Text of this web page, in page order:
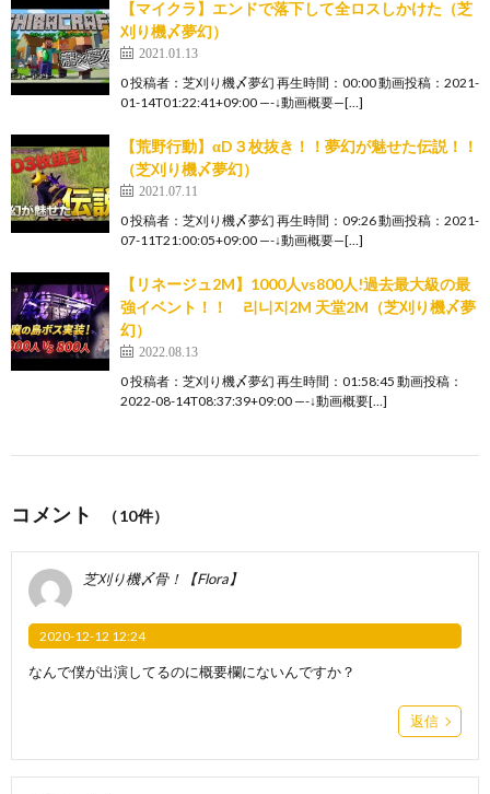
【マイクラ】エンドで落下して全ロスしかけた（芝
刈り機〆夢幻）
2021.01.13
0 投稿者：芝刈り機〆夢幻 再生時間：00:00 動画投稿：2021-
01-14T01:22:41+09:00 —-↓動画概要—[…]
【荒野行動】αD３枚抜き！！夢幻が魅せた伝説！！
（芝刈り機〆夢幻）
2021.07.11
0 投稿者：芝刈り機〆夢幻 再生時間：09:26 動画投稿：2021-
07-11T21:00:05+09:00 —-↓動画概要—[…]
【リネージュ2M】1000人vs800人!過去最大級の最
強イベント！！ 리니지2M 天堂2M（芝刈り機〆夢
幻）
2022.08.13
0 投稿者：芝刈り機〆夢幻 再生時間：01:58:45 動画投稿：
2022-08-14T08:37:39+09:00 —-↓動画概要[…]
コメント （10件）
芝刈り機〆骨！【Flora】
2020-12-12 12:24
なんで僕が出演してるのに概要欄にないんですか？
返信